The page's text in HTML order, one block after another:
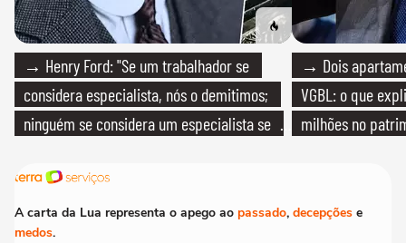
→ Henry Ford: "Se um trabalhador se
considera especialista, nós o demitimos;
ninguém se considera um especialista se
→ Dois
VGBL: o que
milhões no
A carta da Lua representa o apego ao passado, decepções e
medos.